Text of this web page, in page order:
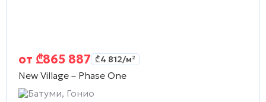
от ₾865 887 ₾4 812/м²
New Village – Phase One
Батуми, Гонио